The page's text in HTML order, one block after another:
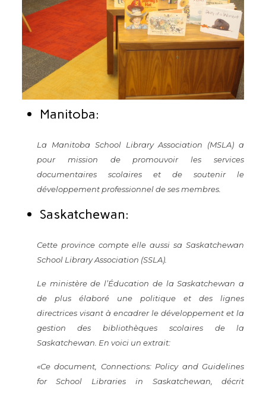
Manitoba:
La Manitoba School Library Association (MSLA) a
pour mission de promouvoir les services
documentaires scolaires et de soutenir le
développement professionnel de ses membres.
Saskatchewan:
Cette province compte elle aussi saSaskatchewan
School Library Association (SSLA).
Le ministère de l’Éducation de la Saskatchewan a
de plus élaboré une politique et des lignes
directrices visant à encadrer le développement et la
gestion des bibliothèques scolaires de la
Saskatchewan. En voici un extrait:
«Ce document, Connections: Policy and Guidelines
for School Libraries in Saskatchewan, décrit